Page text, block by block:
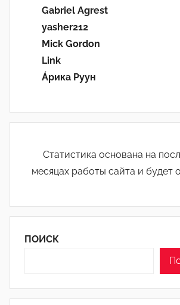
Gabriel Agrest
yasher212
Mick Gordon
Link
Áрика Руун
Статистика основана на
месяцах работы сайта и будет
ПОИСК